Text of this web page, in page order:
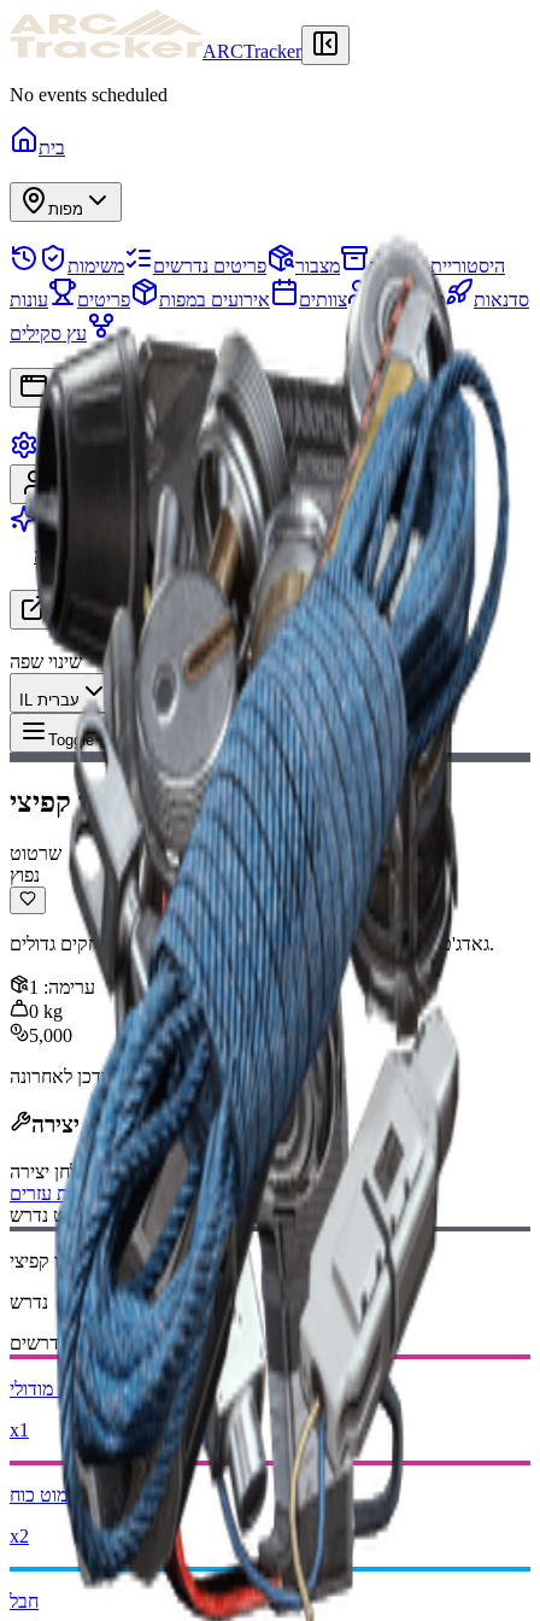
ARCTracker
No events scheduled
בית
מפות
היסטוריית פשיטות מצבור פריטים נדרשים
משימות
סדנאות
פרויקטים צוותים אירועים במפות פריטים
עונות
עץ סקילים
אפליקציות
הגדרות
התחברות הרשמה
עבור לפרימיום
מחפש קבוצה (LFG)
משאבים
שינוי שפה
IL עברית
Toggle Menu פריט: שרטוט וו קפיצי
שרטוט וו קפיצי
שרטוט
נפוץ
גאדג'ט המאפשר למשתמש לטפס על מבנים ולעבור מרחקים גדולים.
ערימה:
1
0 kg
5,000
עודכן לאחרונה:Nov 14, 2025
מתכון יצירה
שולחן יצירה
עמדת עזרים
שרטוט נדרש:
שרטוט וו קפיצי
נדרש
חומרים נדרשים:
מודולי Exodus
x1
מוט כוח
x2
חבל